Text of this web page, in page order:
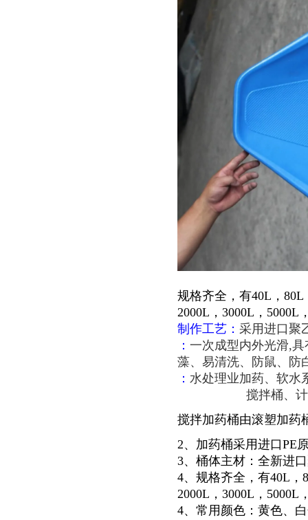
规格齐全，有40L，80L
2000L，3000L，5000L
制作工艺： 采用进口聚
： 一次成型内外光滑,
藻、易清洗、防鼠、
： 水处理业加药、软水
搅拌桶、计量
搅拌加药桶由滚塑加药
2、加药桶采用进口PE
3、桶体主材：全新进
4、规格齐全，有40L，
2000L，3000L，5000L
4、常用颜色：黄色、